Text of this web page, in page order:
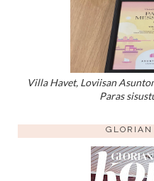
Villa Havet, Loviisan
Paras